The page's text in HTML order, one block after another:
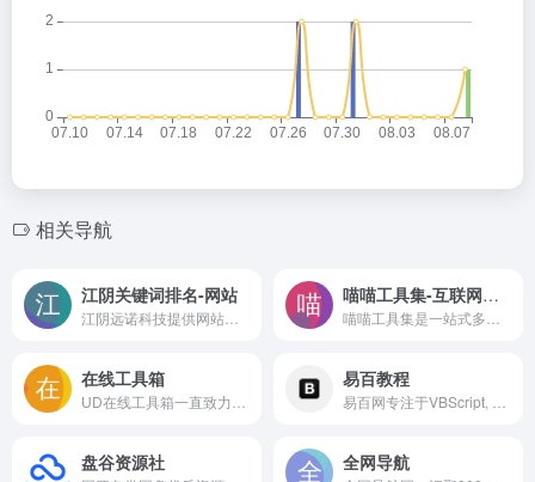
相关导航
江阴关键词排名-网站 喵喵工具集-互联网工具合集
在线工具箱 易百教程
盘谷资源社 全网导航